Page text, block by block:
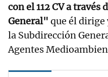
con el 112 CV a
General" que él dirige
la Subdirección
Agentes